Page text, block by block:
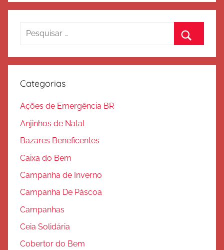
Pesquisar
Categorias
Ações de Emergência BR
Anjinhos de Natal
Bazares Beneficentes
Caixa do Bem
Campanha de Inverno
Campanha De Páscoa
Campanhas
Ceia Solidária
Cobertor do Bem